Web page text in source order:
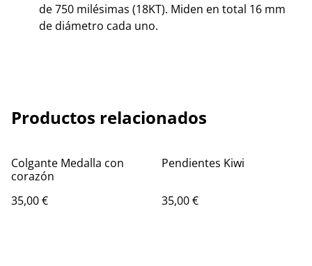
de 750 milésimas (18KT). Miden en total 16 mm
de diámetro cada uno.
Productos relacionados
Colgante Medalla con
corazón
35,00 €
Pendientes Kiwi
35,00 €